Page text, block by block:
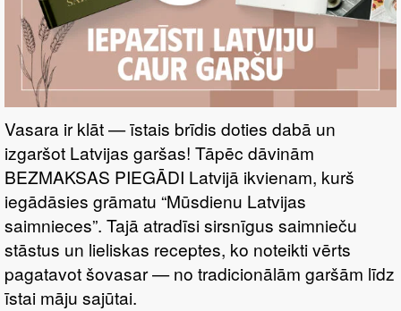
Vasara ir klāt — īstais brīdis doties dabā un
izgaršot Latvijas garšas! Tāpēc dāvinām
BEZMAKSAS PIEGĀDI Latvijā ikvienam, kurš
iegādāsies grāmatu “Mūsdienu Latvijas
saimnieces”. Tajā atradīsi sirsnīgus saimnieču
stāstus un lieliskas receptes, ko noteikti vērts
pagatavot šovasar — no tradicionālām garšām līdz
īstai māju sajūtai.